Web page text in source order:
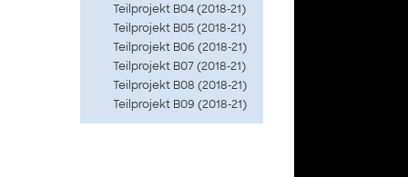
Teilprojekt B04 (2018-21)
Teilprojekt B05 (2018-21)
Teilprojekt B06 (2018-21)
Teilprojekt B07 (2018-21)
Teilprojekt B08 (2018-21)
Teilprojekt B09 (2018-21)